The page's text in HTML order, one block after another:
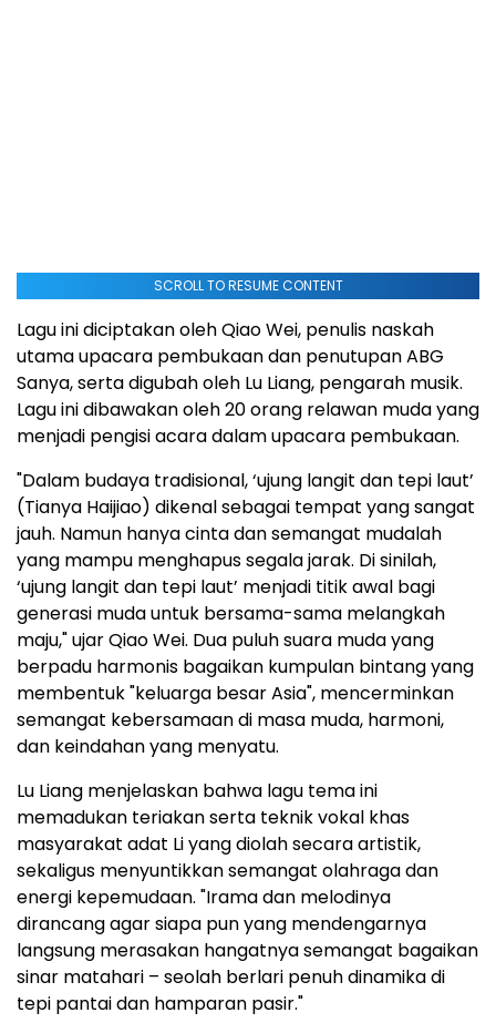
SCROLL TO RESUME CONTENT
Lagu ini diciptakan oleh Qiao Wei, penulis naskah
utama upacara pembukaan dan penutupan ABG
Sanya, serta digubah oleh Lu Liang, pengarah musik.
Lagu ini dibawakan oleh 20 orang relawan muda yang
menjadi pengisi acara dalam upacara pembukaan.
"Dalam budaya tradisional, ‘ujung langit dan tepi laut’
(Tianya Haijiao) dikenal sebagai tempat yang sangat
jauh. Namun hanya cinta dan semangat mudalah
yang mampu menghapus segala jarak. Di sinilah,
‘ujung langit dan tepi laut’ menjadi titik awal bagi
generasi muda untuk bersama-sama melangkah
maju," ujar Qiao Wei. Dua puluh suara muda yang
berpadu harmonis bagaikan kumpulan bintang yang
membentuk "keluarga besar Asia", mencerminkan
semangat kebersamaan di masa muda, harmoni,
dan keindahan yang menyatu.
Lu Liang menjelaskan bahwa lagu tema ini
memadukan teriakan serta teknik vokal khas
masyarakat adat Li yang diolah secara artistik,
sekaligus menyuntikkan semangat olahraga dan
energi kepemudaan. "Irama dan melodinya
dirancang agar siapa pun yang mendengarnya
langsung merasakan hangatnya semangat bagaikan
sinar matahari – seolah berlari penuh dinamika di
tepi pantai dan hamparan pasir."